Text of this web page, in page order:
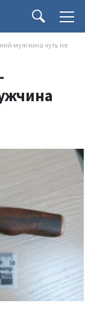
мужчина чуть не